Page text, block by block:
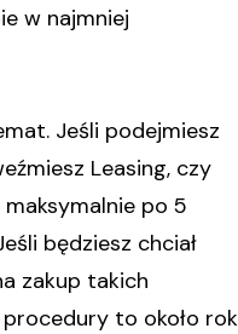
w najmniej
Jeśli podejmiesz
Leasing, czy
po 5
będziesz chciał
zakup takich
to około rok